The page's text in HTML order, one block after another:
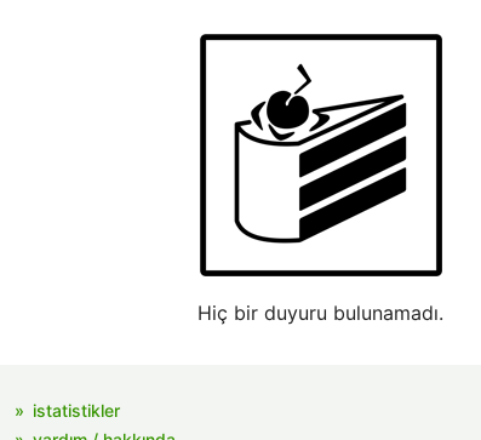
Hiç bir duyuru bulunamadı.
istatistikler